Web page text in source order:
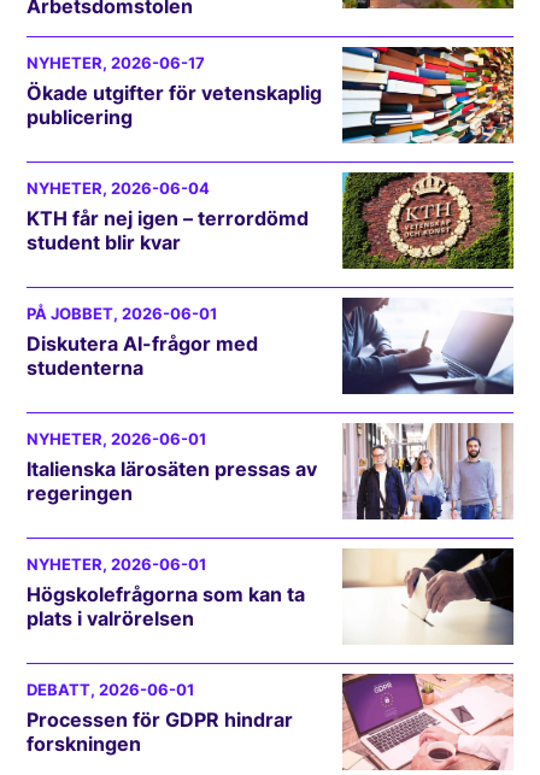
Arbetsdomstolen
NYHETER, 2026-06-17
Ökade utgifter för vetenskaplig
publicering
NYHETER, 2026-06-04
KTH får nej igen – terrordömd
student blir kvar
PÅ JOBBET, 2026-06-01
Diskutera AI-frågor med
studenterna
NYHETER, 2026-06-01
Italienska lärosäten pressas av
regeringen
NYHETER, 2026-06-01
Högskolefrågorna som kan ta
plats i valrörelsen
DEBATT, 2026-06-01
Processen för GDPR hindrar
forskningen